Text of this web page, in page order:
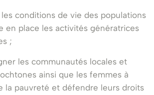
les conditions de vie des populations
en place les activités génératrices
;
les communautés locales et
ainsi que les femmes à
la pauvreté et défendre leurs droits